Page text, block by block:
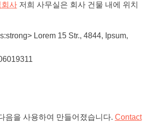
회사저희 사무실은 회사 건물 내에 위치
strong> Lorem 15 Str., 4844, Ipsum,
음을 사용하여 만들어졌습니다. Contact